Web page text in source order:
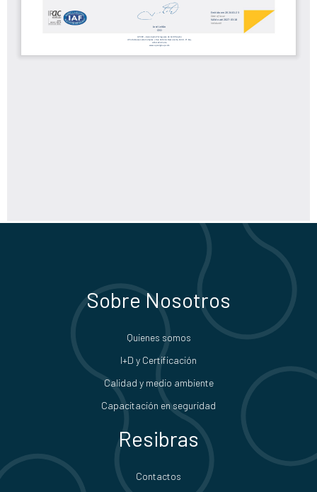
Sobre Nosotros
Quienes somos
I+D y Certificación
Calidad y medio ambiente
Capacitación en seguridad
Resibras
Contactos